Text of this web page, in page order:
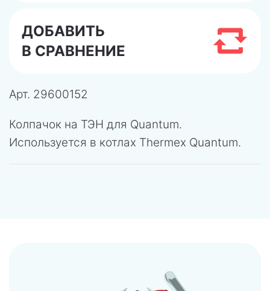
ДОБАВИТЬ
В СРАВНЕНИЕ
Арт. 29600152
Колпачок на ТЭН для Quantum.
Используется в котлах Thermex Quantum.